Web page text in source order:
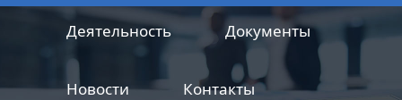
Деятельность Документы
Новости Контакты